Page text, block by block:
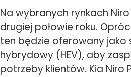
Na wybranych rynkach
drugiej połowie roku.
ten będzie oferowany jako
hybrydowy (HEV), aby
potrzeby klientów. Kia Niro